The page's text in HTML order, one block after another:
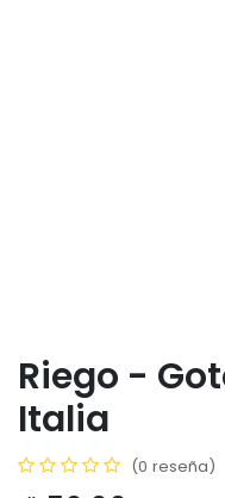
Riego -
Italia
(0 reseña)